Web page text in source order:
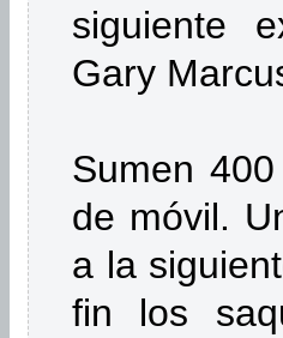
siguiente
Gary
Sumen
de móvil.
a la
fin los